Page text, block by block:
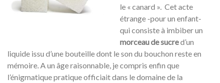
le « canard ». Cet acte
étrange -pour un enfant-
qui consiste à imbiber un
morceau de sucred’un
liquide issu d’une bouteille dont le son du bouchon reste en
mémoire. A un âge raisonnable, je compris enfin que
l’énigmatique pratique officiait dans le domaine de la